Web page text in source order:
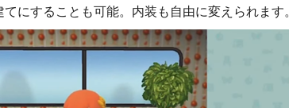
にすることも可能。内装も自由に変えられます。